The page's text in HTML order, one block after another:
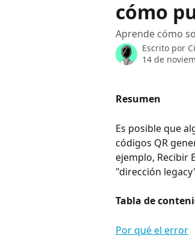
cómo
Aprende cómo
Escrito por
14 de
Resumen
Es posible que
códigos QR
ejemplo, Recibir
"dirección
Tabla de
Por qué el error